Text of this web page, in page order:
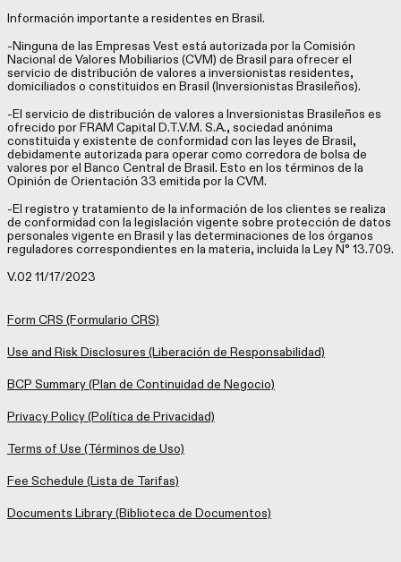
Información importante a residentes en Brasil.
-Ninguna de las Empresas Vest está autorizada por la Comisión
Nacional de Valores Mobiliarios (CVM) de Brasil para ofrecer el
servicio de distribución de valores a inversionistas residentes,
domiciliados o constituidos en Brasil (Inversionistas Brasileños).
-El servicio de distribución de valores a Inversionistas Brasileños es
ofrecido por FRAM Capital D.T.V.M. S.A., sociedad anónima
constituida y existente de conformidad con las leyes de Brasil,
debidamente autorizada para operar como corredora de bolsa de
valores por el Banco Central de Brasil. Esto en los términos de la
Opinión de Orientación 33 emitida por la CVM.
-El registro y tratamiento de la información de los clientes se realiza
de conformidad con la legislación vigente sobre protección de datos
personales vigente en Brasil y las determinaciones de los órganos
reguladores correspondientes en la materia, incluida la Ley N° 13.709.
V.02 11/17/2023
Form CRS (Formulario CRS)
Use and Risk Disclosures (Liberación de Responsabilidad)
BCP Summary(Plan de Continuidad de Negocio)
Privacy Policy(Política de Privacidad)
Terms of Use (Términos de Uso)
Fee Schedule (Lista de Tarifas)
Documents Library(Biblioteca de Documentos)